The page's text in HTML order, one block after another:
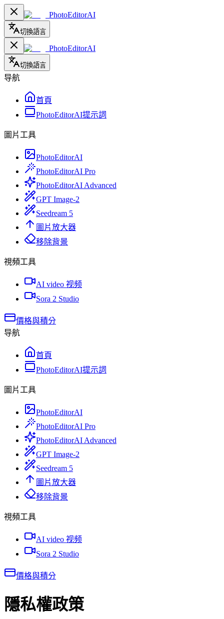
PhotoEditorAI
切換語言
PhotoEditorAI
切換語言
导航
首頁
PhotoEditorAI提示詞
圖片工具
PhotoEditorAI
PhotoEditorAI Pro
PhotoEditorAI Advanced
GPT Image-2
Seedream 5
圖片放大器
移除背景
視頻工具
AI video 视频
Sora 2 Studio
價格與積分
导航
首頁
PhotoEditorAI提示詞
圖片工具
PhotoEditorAI
PhotoEditorAI Pro
PhotoEditorAI Advanced
GPT Image-2
Seedream 5
圖片放大器
移除背景
視頻工具
AI video 视频
Sora 2 Studio
價格與積分
隱私權政策